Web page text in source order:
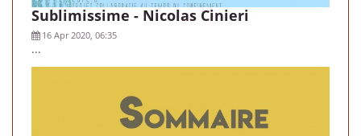
Sublimissime - Nicolas Cinieri
16 Apr 2020, 06:35
...